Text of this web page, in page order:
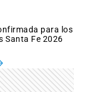
para los
Santa Fe 2026